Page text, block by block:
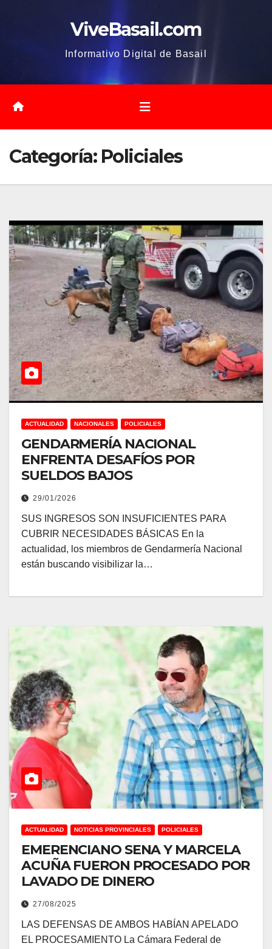
ViveBasail.com
Informativo Digital de Basail
Categoría: Policiales
ACTUALIDAD NACIONALES POLICIALES
GENDARMERÍA NACIONAL
ENFRENTA DESAFÍOS POR
SUELDOS BAJOS
29/01/2026
SUS INGRESOS SON INSUFICIENTES PARA
CUBRIR NECESIDADES BÁSICAS En la
actualidad, los miembros de Gendarmería Nacional
están buscando visibilizar la…
ACTUALIDAD NOTICIAS PROVINCIALES POLICIALES
EMERENCIANO SENA Y MARCELA
ACUÑA FUERON PROCESADO POR
LAVADO DE DINERO
27/08/2025
LAS DEFENSAS DE AMBOS HABÍAN APELADO
EL PROCESAMIENTO La Cámara Federal de